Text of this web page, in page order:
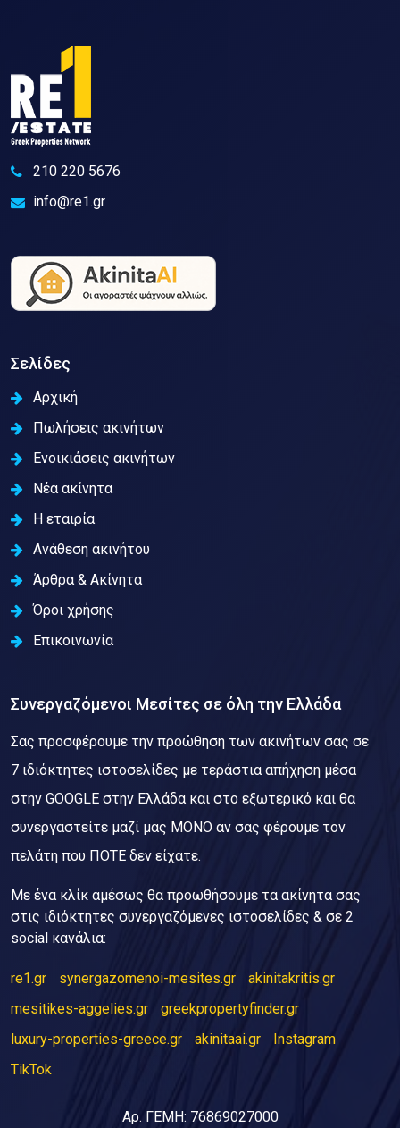
210 220 5676
info@re1.gr
Σελίδες
Αρχική
Πωλήσεις ακινήτων
Ενοικιάσεις ακινήτων
Νέα ακίνητα
Η εταιρία
Ανάθεση ακινήτου
Άρθρα & Ακίνητα
Όροι χρήσης
Επικοινωνία
Συνεργαζόμενοι Μεσίτες σε όλη την Ελλάδα
Σας προσφέρουμε την προώθηση των ακινήτων σας σε
7 ιδιόκτητες ιστοσελίδες με τεράστια απήχηση μέσα
στην GOOGLE στην Ελλάδα και στο εξωτερικό και θα
συνεργαστείτε μαζί μας ΜΟΝΟ αν σας φέρουμε τον
πελάτη που ΠΟΤΕ δεν είχατε.
Με ένα κλίκ αμέσως θα προωθήσουμε τα ακίνητα σας
στις ιδιόκτητες συνεργαζόμενες ιστοσελίδες & σε 2
social κανάλια:
re1.gr synergazomenoi-mesites.gr
akinitakritis.gr
mesitikes-aggelies.gr
greekpropertyfinder.gr
luxury-properties-greece.gr
akinitaai.gr
Instagram
TikTok
Αρ. ΓΕΜΗ: 76869027000